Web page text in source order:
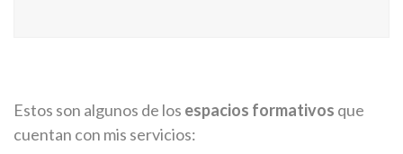
Estos son algunos de los espacios formativos que
cuentan con mis servicios: